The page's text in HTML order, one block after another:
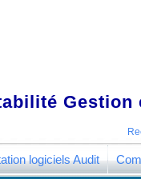
Gestion
logiciels Audit